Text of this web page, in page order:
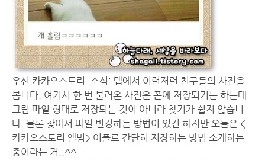
우선 카카오스토리 '소식' 탭에서 이런저런 친구들의 사진을
봅니다. 여기서 한 번 불러온 사진은 폰에 저장되기는 하는데
그림 파일 형태로 저장되는 것이 아니라 찾기가 쉽지 않습니
다. 물론 찾아서 파일 변경하는 방법이 있긴 하지만 오늘은 <
카카오스토리 앨범> 어플로 간단히 저장하는 방법 소개하는
중이라는 거..^^